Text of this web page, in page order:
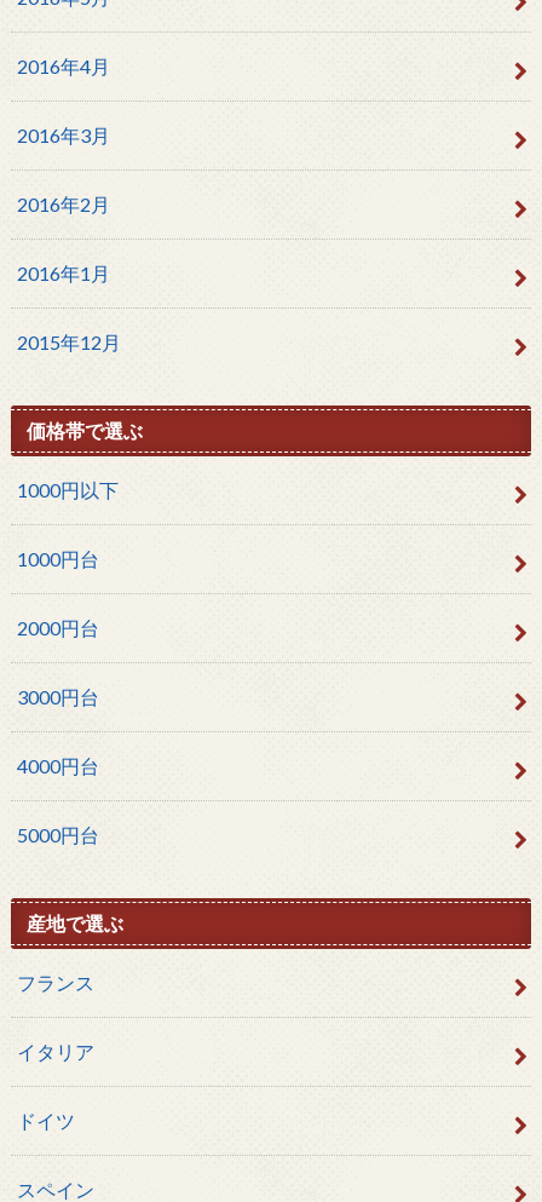
2016年4月
2016年3月
2016年2月
2016年1月
2015年12月
価格帯で選ぶ
1000円以下
1000円台
2000円台
3000円台
4000円台
5000円台
産地で選ぶ
フランス
イタリア
ドイツ
スペイン